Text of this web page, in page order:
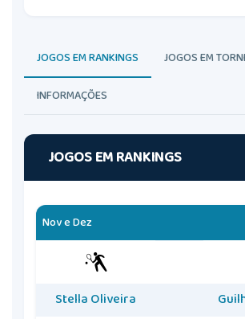
JOGOS EM RANKINGS JOGOS EM
INFORMAÇÕES
JOGOS EM RANKINGS
Nov e Dez
Stella Oliveira